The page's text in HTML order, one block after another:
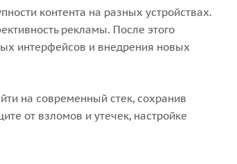
контента на разных устройствах.
рекламы. После этого
интерфейсов и внедрения новых
на современный стек, сохранив
от взломов и утечек, настройке